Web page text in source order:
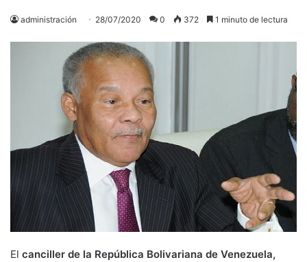
administración 28/07/2020 0 372 1 minuto de lectura
El canciller de la República Bolivariana de Venezuela,